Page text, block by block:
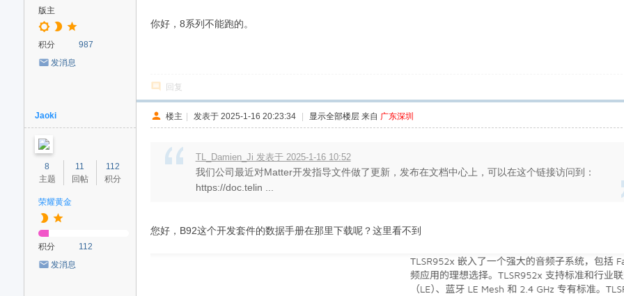
版主
积分
987
发消息
你好，8系列不能跑的。
回复
Jaoki
8
主题
11
回帖
112
积分
荣耀黄金
积分
112
发消息
楼主 | 发表于 2025-1-16 20:23:34 | 显示全部楼层 来自 广东深圳
TL_Damien_Ji 发表于 2025-1-16 10:52
我们公司最近对Matter开发指导文件做了更新，发布在文档中心上，可以在这个链接访问到：
https://doc.telin ...
您好，B92这个开发套件的数据手册在那里下载呢？这里看不到